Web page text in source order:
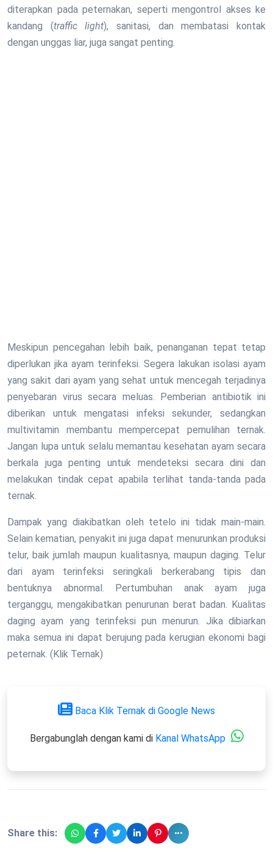
diterapkan pada peternakan, seperti mengontrol akses ke
kandang (traffic light), sanitasi, dan membatasi kontak
dengan unggas liar, juga sangat penting.
Meskipun pencegahan lebih baik, penanganan tepat tetap
diperlukan jika ayam terinfeksi. Segera lakukan isolasi ayam
yang sakit dari ayam yang sehat untuk mencegah terjadinya
penyebaran virus secara meluas. Pemberian antibiotik ini
diberikan untuk mengatasi infeksi sekunder, sedangkan
multivitamin membantu mempercepat pemulihan ternak.
Jangan lupa untuk selalu memantau kesehatan ayam secara
berkala juga penting untuk mendeteksi secara dini dan
melakukan tindak cepat apabila terlihat tanda-tanda pada
ternak.
Dampak yang diakibatkan oleh tetelo ini tidak main-main.
Selain kematian, penyakit ini juga dapat menurunkan produksi
telur, baik jumlah maupun kualitasnya, maupun daging. Telur
dari ayam terinfeksi seringkali berkerabang tipis dan
bentuknya abnormal. Pertumbuhan anak ayam juga
terganggu, mengakibatkan penurunan berat badan. Kualitas
daging ayam yang terinfeksi pun menurun. Jika dibiarkan
maka semua ini dapat berujung pada kerugian ekonomi bagi
peternak. (Klik Ternak)
Baca Klik Ternak di Google News
Bergabunglah dengan kami di Kanal WhatsApp
Share this: